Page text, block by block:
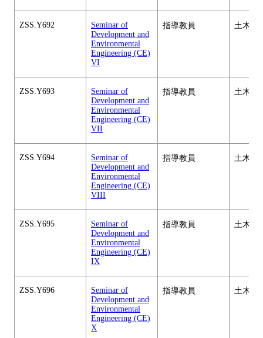
ZSS.Y692
Seminar of
Development and
Environmental
Engineering (CE)
VI
指導教員 土木工
ZSS.Y693
Seminar of
Development and
Environmental
Engineering (CE)
VII
指導教員 土木工
ZSS.Y694
Seminar of
Development and
Environmental
Engineering (CE)
VIII
指導教員 土木工
ZSS.Y695
Seminar of
Development and
Environmental
Engineering (CE)
IX
指導教員 土木工
ZSS.Y696
Seminar of
Development and
Environmental
Engineering (CE)
X
指導教員 土木工